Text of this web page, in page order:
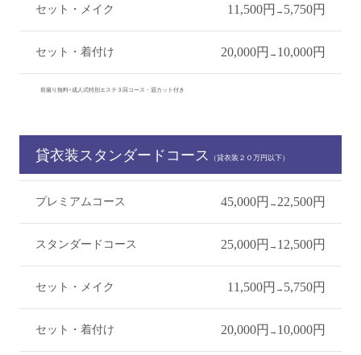
セット・メイク 11,500円 → 5,750円
セット・着付け 20,000円 → 10,000円
前撮り無料+成人式特別エステ３回コース・眉カット付き
貸衣装スタンダードコース （貸衣装２０万円以下）
プレミアムコース 45,000円 → 22,500円
スタンダードコース 25,000円 → 12,500円
セット・メイク 11,500円 → 5,750円
セット・着付け 20,000円 → 10,000円